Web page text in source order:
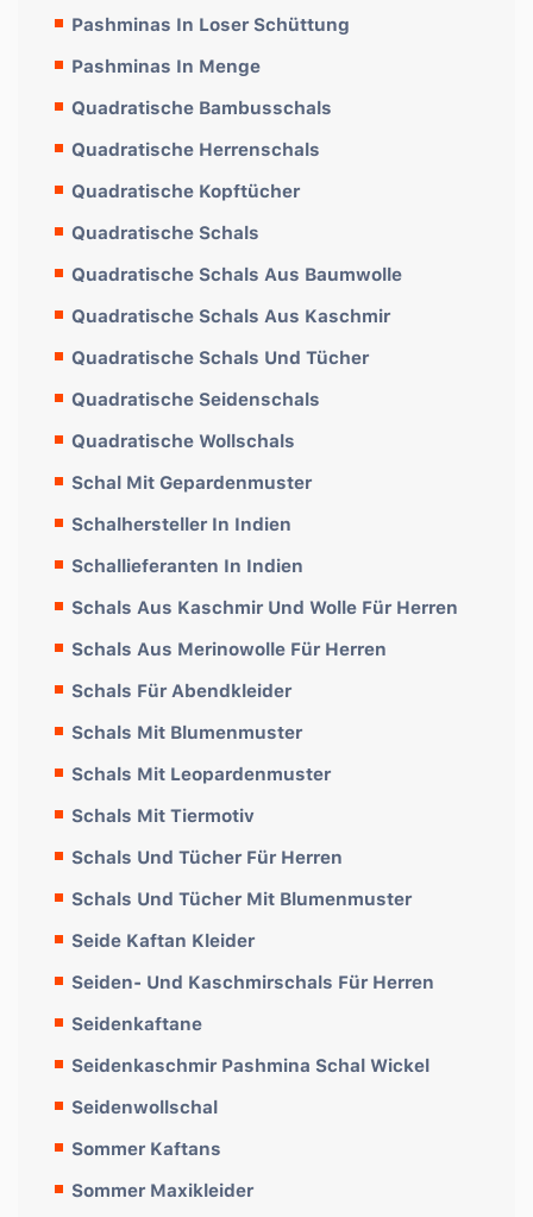
Pashminas In Loser Schüttung
Pashminas In Menge
Quadratische Bambusschals
Quadratische Herrenschals
Quadratische Kopftücher
Quadratische Schals
Quadratische Schals Aus Baumwolle
Quadratische Schals Aus Kaschmir
Quadratische Schals Und Tücher
Quadratische Seidenschals
Quadratische Wollschals
Schal Mit Gepardenmuster
Schalhersteller In Indien
Schallieferanten In Indien
Schals Aus Kaschmir Und Wolle Für Herren
Schals Aus Merinowolle Für Herren
Schals Für Abendkleider
Schals Mit Blumenmuster
Schals Mit Leopardenmuster
Schals Mit Tiermotiv
Schals Und Tücher Für Herren
Schals Und Tücher Mit Blumenmuster
Seide Kaftan Kleider
Seiden- Und Kaschmirschals Für Herren
Seidenkaftane
Seidenkaschmir Pashmina Schal Wickel
Seidenwollschal
Sommer Kaftans
Sommer Maxikleider